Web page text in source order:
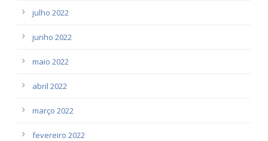
julho 2022
junho 2022
maio 2022
abril 2022
março 2022
fevereiro 2022